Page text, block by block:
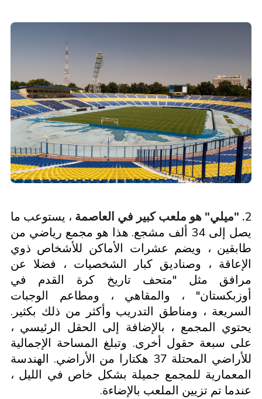
2. "ميلي" هو ملعب كبير في العاصمة ، يستوعب ما
يصل إلى 34 ألف مشجع. هذا هو مجمع رياضي من
طابقين ، ويضم عشرات الأماكن للأشخاص ذوي
الإعاقة ، وصناديق كبار الشخصيات ، فضلا عن
مرافق مثل "متحف تاريخ كرة القدم في
أوزبكستان" ، والمقاهي ، ومطاعم الوجبات
السريعة ، ومناطق التدريب وأكثر من ذلك بكثير.
يحتوي المجمع ، بالإضافة إلى الحقل الرئيسي ،
على سبعة حقول أخرى. وتبلغ المساحة الإجمالية
للأراضي المحتلة 37 هكتارا من الأراضي. الهندسة
المعمارية للمجمع جميلة بشكل خاص في الليل ،
عندما تم تزيين الملعب بالإضاءة.